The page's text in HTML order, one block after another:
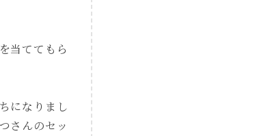
当ててもら
になりまし
さんのセッ